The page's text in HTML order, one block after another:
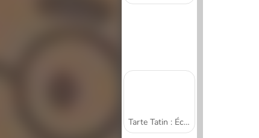
Tarte Tatin : École de cuisine de Sara